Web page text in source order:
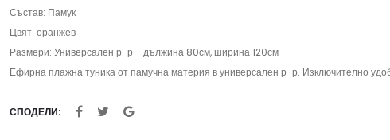
Състав: Памук
Цвят: оранжев
Размери: Универсален р-р - дължина 80см, ширина 120см
Ефирна плажна туника от памучна материя в универсален р-р. Изключително
СПОДЕЛИ: